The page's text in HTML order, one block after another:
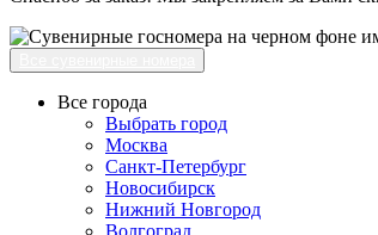
Все города
Выбрать город
Москва
Санкт-Петербург
Новосибирск
Нижний Новгород
Волгоград